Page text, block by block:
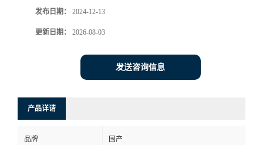
发布日期： 2024-12-13
更新日期： 2026-08-03
发送咨询信息
产品详请
品牌 国产